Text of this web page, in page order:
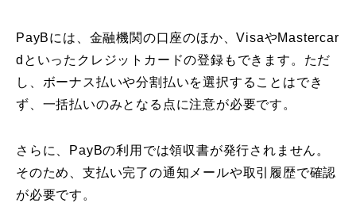
PayBには、金融機関の口座のほか、VisaやMastercar
dといったクレジットカードの登録もできます。ただ
し、ボーナス払いや分割払いを選択することはでき
ず、一括払いのみとなる点に注意が必要です。
さらに、PayBの利用では領収書が発行されません。
そのため、支払い完了の通知メールや取引履歴で確認
が必要です。